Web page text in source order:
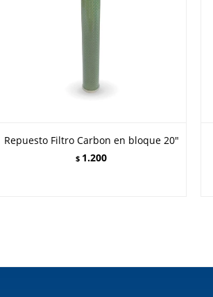
Repuesto Filtro Carbon en bloque 20"
$ 1.200